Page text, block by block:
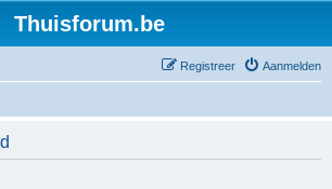
Thuisforum.be
Aanmelden
Registreer